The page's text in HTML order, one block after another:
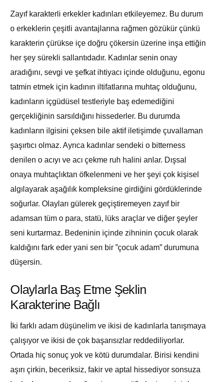
Zayıf karakterli erkekler kadınları etkileyemez. Bu durum
o erkeklerin çeşitli avantajlarına rağmen gözükür çünkü
karakterin çürükse içe doğru çökersin üzerine inşa ettiğin
her şey sürekli sallantıdadır. Kadınlar senin onay
aradığını, sevgi ve şefkat ihtiyacı içinde olduğunu, egonu
tatmin etmek için kadının iltifatlarına muhtaç olduğunu,
kadınların içgüdüsel testleriyle baş edemediğini
gerçekliğinin sarsıldığını hissederler. Bu durumda
kadınların ilgisini çeksen bile aktif iletişimde çuvallaman
şaşırtıcı olmaz. Ayrıca kadınlar sendeki o bitterness
denilen o acıyı ve acı çekme ruh halini anlar. Dışsal
onaya muhtaçlıktan öfkelenmeni ve her şeyi çok kişisel
algılayarak aşağılık kompleksine girdiğini gördüklerinde
soğurlar. Olayları gülerek geçiştiremeyen zayıf bir
adamsan tüm o para, statü, lüks araçlar ve diğer şeyler
seni kurtarmaz. Bedeninin içinde zihninin çocuk olarak
kaldığını fark eder yani sen bir ”çocuk adam” durumuna
düşersin.
Olaylarla Baş Etme Şeklin
Karakterine Bağlı
İki farklı adam düşünelim ve ikisi de kadınlarla tanışmaya
çalışıyor ve ikisi de çok başarısızlar reddediliyorlar.
Ortada hiç sonuç yok ve kötü durumdalar. Birisi kendini
aşırı çirkin, beceriksiz, fakir ve aptal hissediyor sonsuza